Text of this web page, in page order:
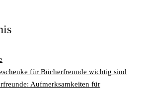
für Bücherfreunde wichtig sind
Aufmerksamkeiten für